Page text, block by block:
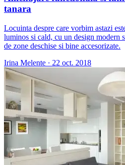
tanara
Locuinta despre care vorbim astazi
luminos si cald, cu un design modern
de zone deschise si bine accesorizate.
Irina Melente · 22 oct. 2018